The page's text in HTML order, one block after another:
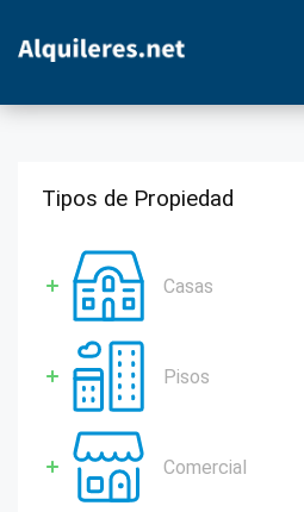
Tipos de Propiedad
Casas
Pisos
Comercial